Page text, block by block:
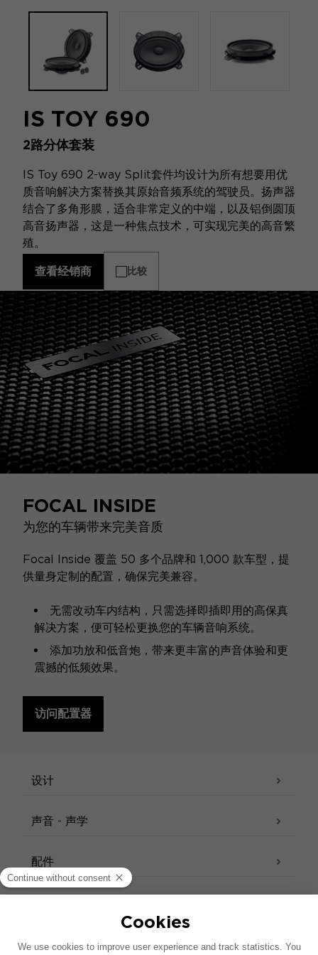
IS TOY 690
2路分体套装
IS Toy 690 2-way Split套件均设计为所有想要用优
质音响解决方案替换其原始音频系统的驾驶员。扬声器
结合了多角形膜，适合非常定义的中端，以及铝倒圆顶
高音扬声器，这是一种焦点技术，可实现完美的高音繁
殖。
查看经销商 比较
FOCAL INSIDE
为您的车辆带来完美音质
Focal Inside 覆盖 50 多个品牌和 1,000 款车型，提
供量身定制的配置，确保完美兼容。
无需改动车内结构，只需选择即插即用的高保真
解决方案，便可轻松更换您的车辆音响系统。
添加功放和低音炮，带来更丰富的声音体验和更
震撼的低频效果。
访问配置器
设计
声音 - 声学
配件
技术参数表 – 高音扬声器 技术参数表